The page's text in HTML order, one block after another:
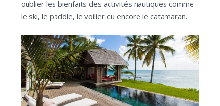
oublier les bienfaits des activités nautiques comme
le ski, le paddle, le voilier ou encore le catamaran.